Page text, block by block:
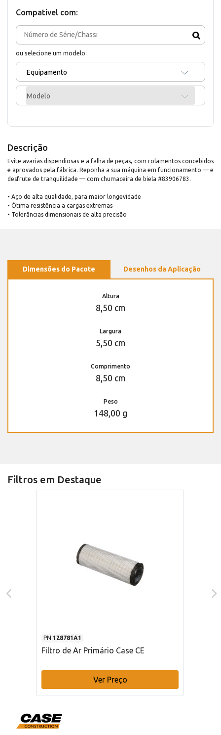
Compativel com:
ou selecione um modelo:
Equipamento
Modelo
Descrição
Evite avarias dispendiosas e a falha de peças, com rolamentos concebidos
e aprovados pela fábrica. Reponha a sua máquina em funcionamento — e
desfrute de tranquilidade — com chumaceira de biela #83906783.
• Aço de alta qualidade, para maior longevidade
• Ótima resistência a cargas extremas
• Tolerâncias dimensionais de alta precisão
Dimensões do Pacote Desenhos da Aplicação
Altura
8,50 cm
Largura
5,50 cm
Comprimento
8,50 cm
Peso
148,00 g
Filtros em Destaque
PN 128781A1
Filtro de Ar Primário Case CE
Ver Preço